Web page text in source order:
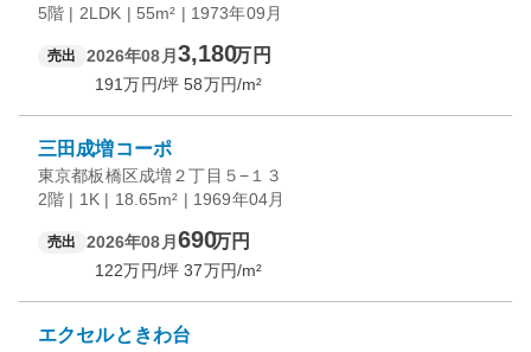
5階 | 2LDK | 55m² | 1973年09月
売出 2026年08月 3,180万円
191万円/坪 58万円/m²
三田成増コーポ
東京都板橋区成増２丁目５−１３
2階 | 1K | 18.65m² | 1969年04月
売出 2026年08月 690万円
122万円/坪 37万円/m²
エクセルときわ台